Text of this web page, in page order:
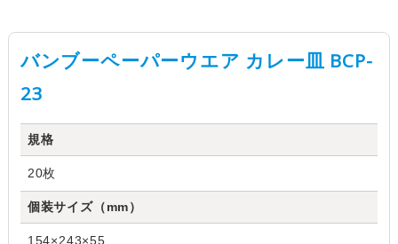
バンブーペーパーウエア カレー皿 BCP-
23
規格
20枚
個装サイズ（mm）
154×243×55